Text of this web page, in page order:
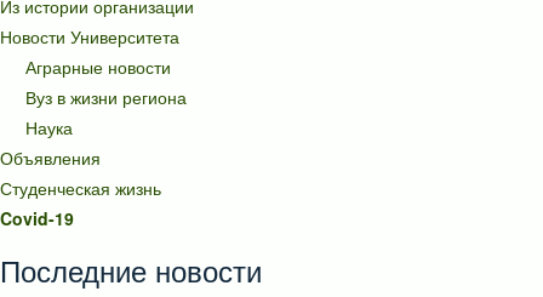
Из истории организации
Новости Университета
Аграрные новости
Вуз в жизни региона
Наука
Объявления
Студенческая жизнь
Covid-19
Последние новости